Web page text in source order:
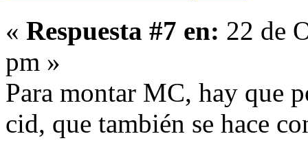
« Respuesta #7 en: 22 de
pm »
Para montar MC, hay que
cid, que también se hace